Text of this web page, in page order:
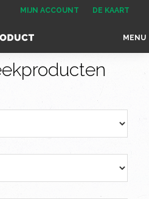
MIJN ACCOUNT DE KAART
MENU